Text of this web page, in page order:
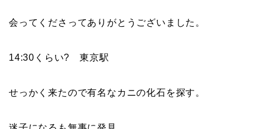
会ってくださってありがとうございました。
14:30くらい? 東京駅
せっかく来たので有名なカニの化石を探す。